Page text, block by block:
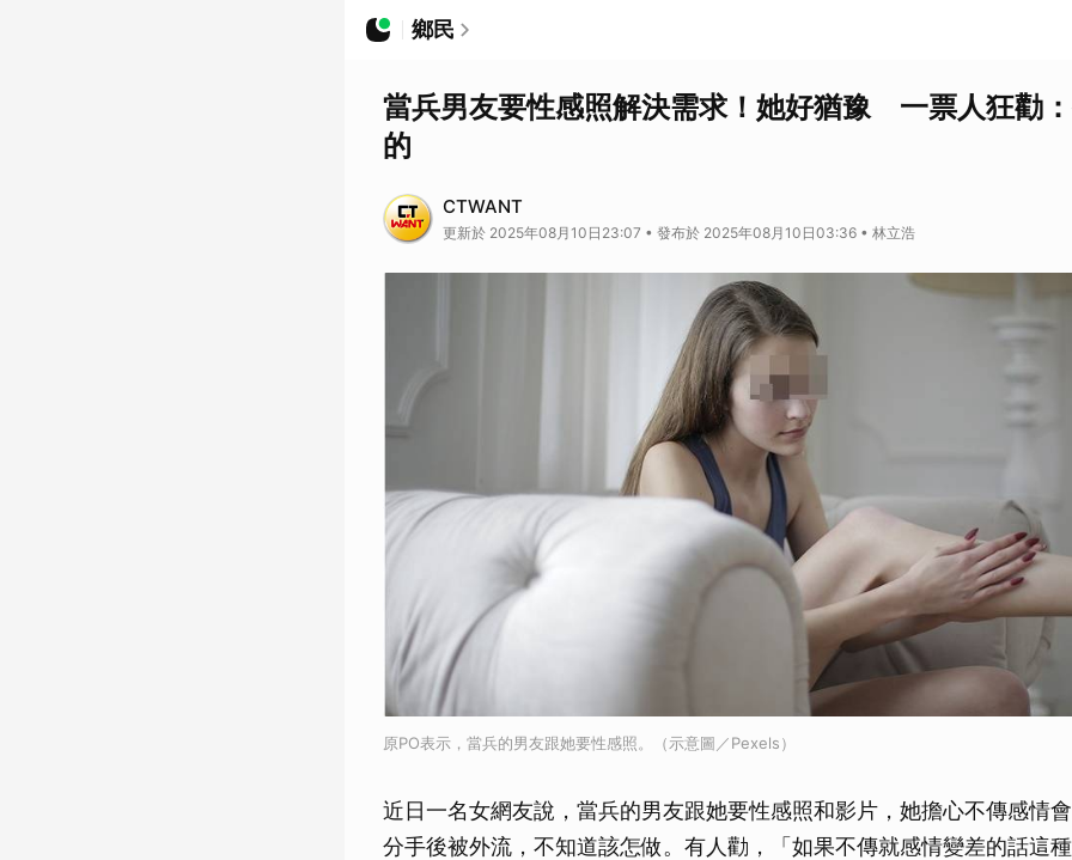
鄉民
當兵男友要性感照解決需求！她好猶豫 一票人狂勸
的
CTWANT
更新於 2025年08月10日23:07 • 發布於 2025年08月10日03:36 • 林立浩
原PO表示，當兵的男友跟她要性感照。（示意圖／Pexels）
近日一名女網友說，當兵的男友跟她要性感照和影片，她擔心不傳感情
分手後被外流，不知道該怎做。有人勸，「如果不傳就感情變差的話這